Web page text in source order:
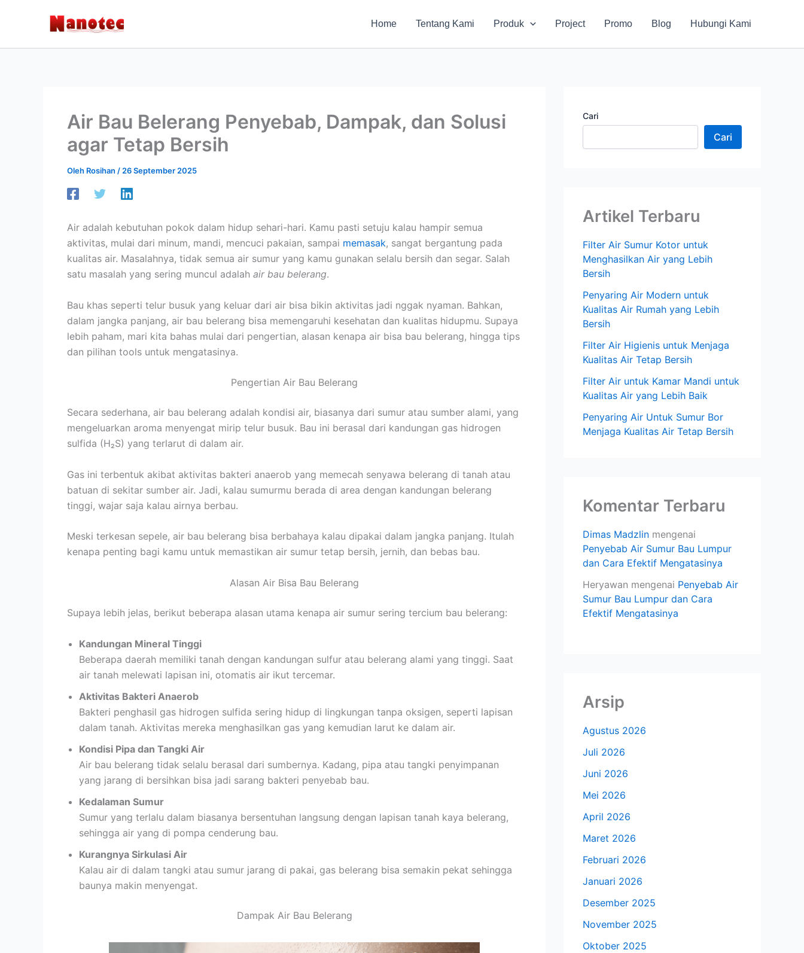
Home Tentang Kami Produk Project Promo Blog Hubungi Kami
Air Bau Belerang Penyebab, Dampak, dan Solusi
agar Tetap Bersih
Oleh Rosihan / 26 September 2025
Air adalah kebutuhan pokok dalam hidup sehari-hari. Kamu pasti setuju kalau hampir semua
aktivitas, mulai dari minum, mandi, mencuci pakaian, sampai memasak, sangat bergantung pada
kualitas air. Masalahnya, tidak semua air sumur yang kamu gunakan selalu bersih dan segar. Salah
satu masalah yang sering muncul adalah air bau belerang.
Bau khas seperti telur busuk yang keluar dari air bisa bikin aktivitas jadi nggak nyaman. Bahkan,
dalam jangka panjang, air bau belerang bisa memengaruhi kesehatan dan kualitas hidupmu. Supaya
lebih paham, mari kita bahas mulai dari pengertian, alasan kenapa air bisa bau belerang, hingga tips
dan pilihan tools untuk mengatasinya.
Pengertian Air Bau Belerang
Secara sederhana, air bau belerang adalah kondisi air, biasanya dari sumur atau sumber alami, yang
mengeluarkan aroma menyengat mirip telur busuk. Bau ini berasal dari kandungan gas hidrogen
sulfida (H₂S) yang terlarut di dalam air.
Gas ini terbentuk akibat aktivitas bakteri anaerob yang memecah senyawa belerang di tanah atau
batuan di sekitar sumber air. Jadi, kalau sumurmu berada di area dengan kandungan belerang
tinggi, wajar saja kalau airnya berbau.
Meski terkesan sepele, air bau belerang bisa berbahaya kalau dipakai dalam jangka panjang. Itulah
kenapa penting bagi kamu untuk memastikan air sumur tetap bersih, jernih, dan bebas bau.
Alasan Air Bisa Bau Belerang
Supaya lebih jelas, berikut beberapa alasan utama kenapa air sumur sering tercium bau belerang:
Kandungan Mineral Tinggi
Beberapa daerah memiliki tanah dengan kandungan sulfur atau belerang alami yang tinggi. Saat
air tanah melewati lapisan ini, otomatis air ikut tercemar.
Aktivitas Bakteri Anaerob
Bakteri penghasil gas hidrogen sulfida sering hidup di lingkungan tanpa oksigen, seperti lapisan
dalam tanah. Aktivitas mereka menghasilkan gas yang kemudian larut ke dalam air.
Kondisi Pipa dan Tangki Air
Air bau belerang tidak selalu berasal dari sumbernya. Kadang, pipa atau tangki penyimpanan
yang jarang di bersihkan bisa jadi sarang bakteri penyebab bau.
Kedalaman Sumur
Sumur yang terlalu dalam biasanya bersentuhan langsung dengan lapisan tanah kaya belerang,
sehingga air yang di pompa cenderung bau.
Kurangnya Sirkulasi Air
Kalau air di dalam tangki atau sumur jarang di pakai, gas belerang bisa semakin pekat sehingga
baunya makin menyengat.
Dampak Air Bau Belerang
Cari
Cari
Artikel Terbaru
Filter Air Sumur Kotor untuk
Menghasilkan Air yang Lebih
Bersih
Penyaring Air Modern untuk
Kualitas Air Rumah yang Lebih
Bersih
Filter Air Higienis untuk Menjaga
Kualitas Air Tetap Bersih
Filter Air untuk Kamar Mandi untuk
Kualitas Air yang Lebih Baik
Penyaring Air Untuk Sumur Bor
Menjaga Kualitas Air Tetap Bersih
Komentar Terbaru
Dimas Madzlin mengenai
Penyebab Air Sumur Bau Lumpur
dan Cara Efektif Mengatasinya
Heryawan mengenai Penyebab Air
Sumur Bau Lumpur dan Cara
Efektif Mengatasinya
Arsip
Agustus 2026
Juli 2026
Juni 2026
Mei 2026
April 2026
Maret 2026
Februari 2026
Januari 2026
Desember 2025
November 2025
Oktober 2025